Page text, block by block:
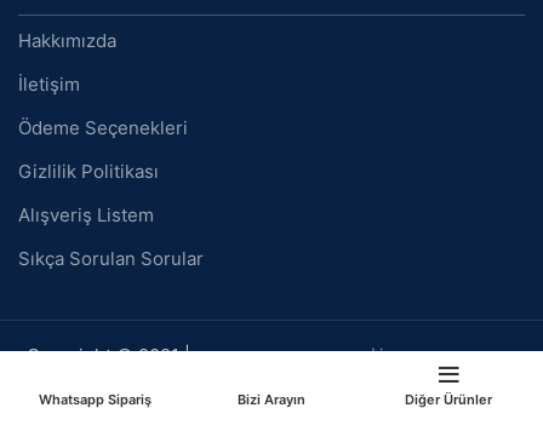
Hakkımızda
İletişim
Ödeme Seçenekleri
Gizlilik Politikası
Alışveriş Listem
Sıkça Sorulan Sorular
Copyright © 2021 |Replika SaatveEta Saat| İmitasyon Saat Satış
Whatsapp Sipariş Bizi Arayın Diğer Ürünler